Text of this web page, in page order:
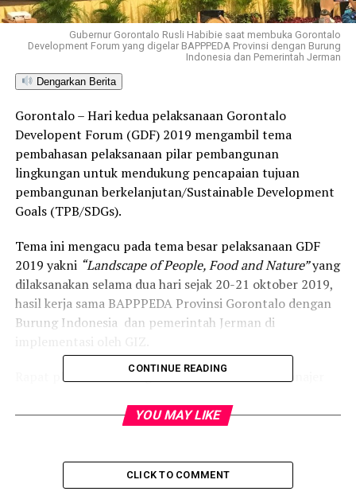
Gubernur Gorontalo Rusli Habibie saat membuka Gorontalo
Development Forum yang digelar BAPPPEDA Provinsi dengan Burung
Indonesia dan Pemerintah Jerman
Dengarkan Berita
Gorontalo – Hari kedua pelaksanaan Gorontalo
Developent Forum (GDF) 2019 mengambil tema
pembahasan pelaksanaan pilar pembangunan
lingkungan untuk mendukung pencapaian tujuan
pembangunan berkelanjutan/Sustainable Development
Goals (TPB/SDGs).
Tema ini mengacu pada tema besar pelaksanaan GDF
2019 yakni “Landscape of People, Food and Nature”yang
dilaksanakan selama dua hari sejak 20-21 oktober 2019,
hasil kerja sama BAPPPEDA Provinsi Gorontalo dengan
Burung Indonesia dan pemerintah Jerman di
Rapat pleno II ini menghadirkan narasumber Manajer
SDGs Bappenas Rachman Kurniawan. Sesi ini mengulas
pencapaian target SDGs yang masih tertinggal,
sementara untuk pendekatan ekonominya, panitia GFD
CONTINUE READING
YOU MAY LIKE
CLICK TO COMMENT